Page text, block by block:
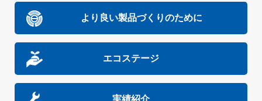
より良い製品づくりのために
エコステージ